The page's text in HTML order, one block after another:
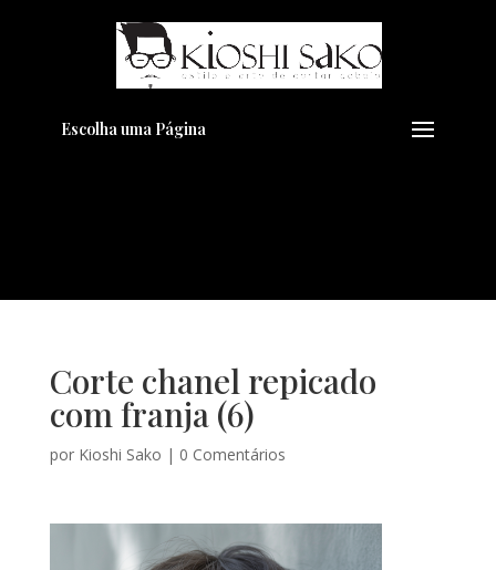
Escolha uma Página
Corte chanel repicado
com franja (6)
por Kioshi Sako | 0 Comentários
Pensando em transformar seu
Visual??